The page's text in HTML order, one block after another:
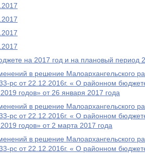
на 2017 год и на плановый период
в решение Малоархангельского
рс от 22.12.2016г. « О районном
годов» от 26 января 2017 года
в решение Малоархангельского
рс от 22.12.2016г. « О районном
годов» от 2 марта 2017 года
в решение Малоархангельского
рс от 22.12.2016г. « О районном